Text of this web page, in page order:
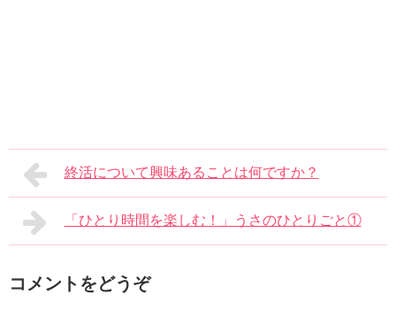
終活について興味あることは何ですか？
「ひとり時間を楽しむ！」うさのひとりごと①
コメントをどうぞ